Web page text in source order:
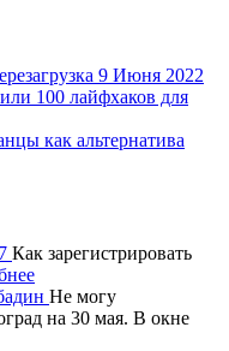
9 Июня 2022
100 лайфхаков для
как альтернатива
Как зарегистрировать
Не могу
на 30 мая. В окне